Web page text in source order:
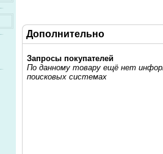
Дополнительно
Запросы покупателей
По данному товару ещё нет
поисковых системах